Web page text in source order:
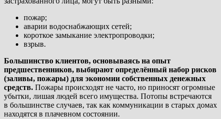
пожар;
аварии водоснабжающих сетей;
короткое замыкание электропроводки;
взрыв.
Большинство клиентов, основываясь на опыт
предшественников, выбирают определённый набор рисков
(заливы, пожары) для экономии собственных денежных
средств. Пожары происходят не часто, но приносят огромные
убытки, лишая людей всего имущества. Потопы встречаются
в большинстве случаев, так как коммуникации в старых домах
находятся в плачевном состоянии.